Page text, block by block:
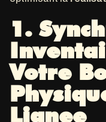
1.
Votre
Lignee